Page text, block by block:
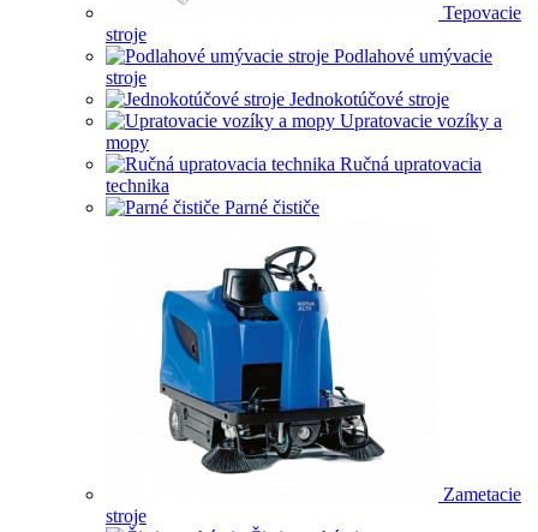
Tepovacie
stroje
Podlahové umývacie
stroje
Jednokotúčové stroje
Upratovacie vozíky a
mopy
Ručná upratovacia
technika
Parné čističe
Zametacie
stroje